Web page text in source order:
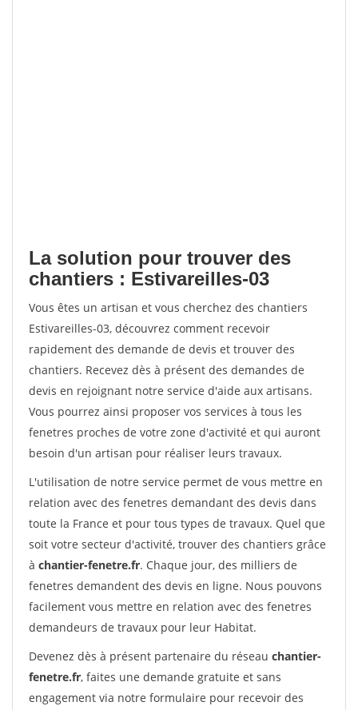
La solution pour trouver des
chantiers : Estivareilles-03
Vous êtes un artisan et vous cherchez des chantiers
Estivareilles-03, découvrez comment recevoir
rapidement des demande de devis et trouver des
chantiers. Recevez dès à présent des demandes de
devis en rejoignant notre service d'aide aux artisans.
Vous pourrez ainsi proposer vos services à tous les
fenetres proches de votre zone d'activité et qui auront
besoin d'un artisan pour réaliser leurs travaux.
L'utilisation de notre service permet de vous mettre en
relation avec des fenetres demandant des devis dans
toute la France et pour tous types de travaux. Quel que
soit votre secteur d'activité, trouver des chantiers grâce
à chantier-fenetre.fr. Chaque jour, des milliers de
fenetres demandent des devis en ligne. Nous pouvons
facilement vous mettre en relation avec des fenetres
demandeurs de travaux pour leur Habitat.
Devenez dès à présent partenaire du réseau chantier-
fenetre.fr, faites une demande gratuite et sans
engagement via notre formulaire pour recevoir des